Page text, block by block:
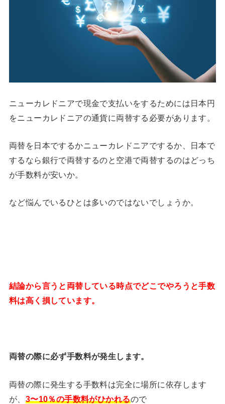
ニューカレドニアで現金で支払いをするためには日本円
をニューカレドニアの通貨に両替する必要があります。
両替を日本でするかニューカレドニアでするか、日本で
するなら銀行で両替するのと空港で両替するのはどっち
が手数料が安いか。
など悩んでいるひとは多いのではないでしょうか。
結論から言うと両替している時点でどこでやろうと手数
料は高く損しています。
両替の際に必ず手数料が発生します。
両替の際に発生する手数料は完全に場所に依存します
が、 3〜10％の手数料がひかれるので